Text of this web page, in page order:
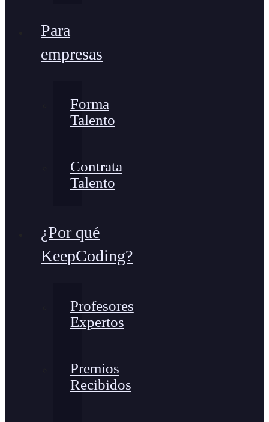
Para
empresas
Forma
Talento
Contrata
Talento
¿Por qué
KeepCoding?
Profesores
Expertos
Premios
Recibidos